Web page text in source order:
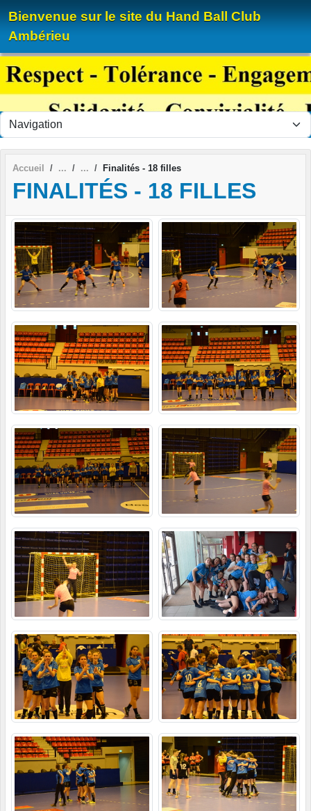
Bienvenue sur le site du Hand Ball Club
Ambérieu
Accueil Finalités - 18 filles
FINALITÉS - 18 FILLES